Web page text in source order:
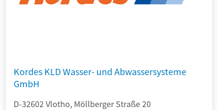
Kordes KLD Wasser- und Abwassersysteme
GmbH
D-32602 Vlotho, Möllberger Straße 20